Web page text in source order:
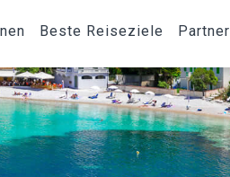
Beste Reiseziele Partner